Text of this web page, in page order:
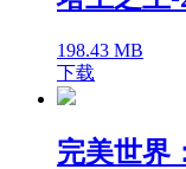
198.43 MB
下载
完美世界